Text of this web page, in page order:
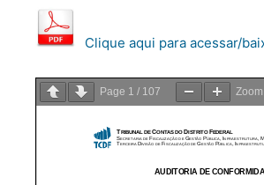
Clique aqui para acessar/
Page 1 / 107 Zoom